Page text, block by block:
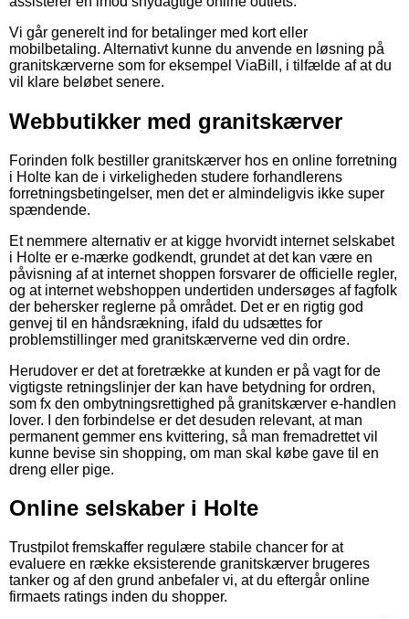
Vi går generelt ind for betalinger med kort eller
mobilbetaling. Alternativt kunne du anvende en løsning på
granitskærverne som for eksempel ViaBill, i tilfælde af at du
vil klare beløbet senere.
Webbutikker med granitskærver
Forinden folk bestiller granitskærver hos en online forretning
i Holte kan de i virkeligheden studere forhandlerens
forretningsbetingelser, men det er almindeligvis ikke super
spændende.
Et nemmere alternativ er at kigge hvorvidt internet selskabet
i Holte er e-mærke godkendt, grundet at det kan være en
påvisning af at internet shoppen forsvarer de officielle regler,
og at internet webshoppen undertiden undersøges af fagfolk
der behersker reglerne på området. Det er en rigtig god
genvej til en håndsrækning, ifald du udsættes for
problemstillinger med granitskærverne ved din ordre.
Herudover er det at foretrække at kunden er på vagt for de
vigtigste retningslinjer der kan have betydning for ordren,
som fx den ombytningsrettighed på granitskærver e-handlen
lover. I den forbindelse er det desuden relevant, at man
permanent gemmer ens kvittering, så man fremadrettet vil
kunne bevise sin shopping, om man skal købe gave til en
dreng eller pige.
Online selskaber i Holte
Trustpilot fremskaffer regulære stabile chancer for at
evaluere en række eksisterende granitskærver brugeres
tanker og af den grund anbefaler vi, at du eftergår online
firmaets ratings inden du shopper.